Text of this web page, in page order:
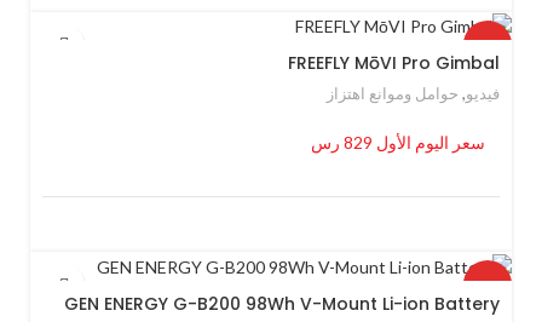
HOT
FREEFLY MōVI Pro Gimbal
فيديو, حوامل وموانع اهتزاز
سعر اليوم الأول 829 رس
HOT
GEN ENERGY G-B200 98Wh V-Mount Li-ion Battery